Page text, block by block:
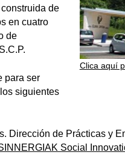
Clica aquí
de
en cuatro
de
para ser
siguientes
Dirección de Prácticas y
Social